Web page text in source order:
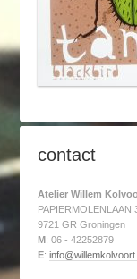
contact
Atelier Willem
PAPIERMOLENLAAN
9721 GR Groningen
M: 06 - 42252879
E: